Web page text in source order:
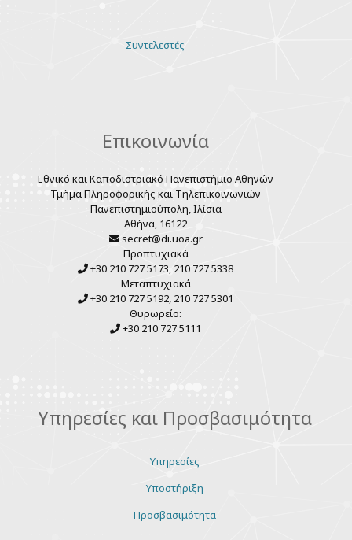
Συντελεστές
Επικοινωνία
Εθνικό και Καποδιστριακό Πανεπιστήμιο Αθηνών
Τμήμα Πληροφορικής και Τηλεπικοινωνιών
Πανεπιστημιούπολη, Ιλίσια
Αθήνα, 16122
secret@di.uoa.gr
Προπτυχιακά
+30 210 727 5173, 210 727 5338
Μεταπτυχιακά
+30 210 727 5192, 210 727 5301
Θυρωρείο:
+30 210 727 5111
Υπηρεσίες και Προσβασιμότητα
Υπηρεσίες
Υποστήριξη
Προσβασιμότητα